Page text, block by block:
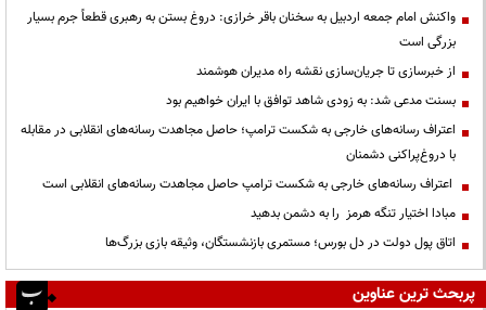
واکنش امام جمعه اردبیل به سخنان باقر خرازی: دروغ بستن به رهبری قطعاً جرم بسیار
بزرگی است
از خبرسازی تا جریان‌سازی نقشه راه مدیران هوشمند
بسنت مدعی شد: به زودی شاهد توافق با ایران خواهیم بود
اعتراف رسانه‌های خارجی به شکست ترامپ؛ حاصل مجاهدت رسانه‌های انقلابی در مقابله
با دروغ‌پراکنی دشمنان
اعتراف رسانه‌های خارجی به شکست ترامپ حاصل مجاهدت رسانه‌های انقلابی است
مبادا اختیار تنگه هرمز را به دشمن بدهید
اتاق پول دولت در دل بورس؛ مستمری بازنشستگان، وثیقه بازی بزرگ‌ها
پربحث ترین عناوین